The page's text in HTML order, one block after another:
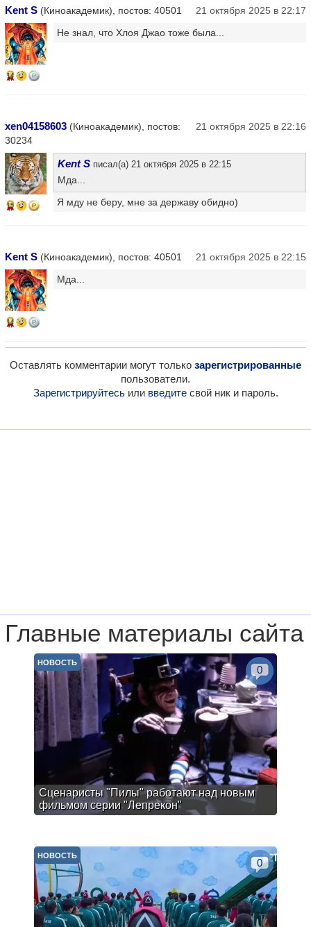
Kent S (Киноакадемик), постов: 40501 21 октября 2025 в 22:17
14
Не знал, что Хлоя Джао тоже была...
xen04158603 (Киноакадемик), постов:
30234
21 октября 2025 в 22:16
15
Kent S писал(а) 21 октября 2025 в 22:15
Мда...
Я мду не беру, мне за державу обидно)
Kent S (Киноакадемик), постов: 40501 21 октября 2025 в 22:15
14
Мда...
Оставлять комментарии могут только зарегистрированные
пользователи.
Зарегистрируйтесьили введитесвой ник и пароль.
Главные материалы сайта
Сценаристы "Пилы" работают над новым
фильмом серии "Лепрекон"
НОВОСТЬ
0
НОВОСТЬ
0